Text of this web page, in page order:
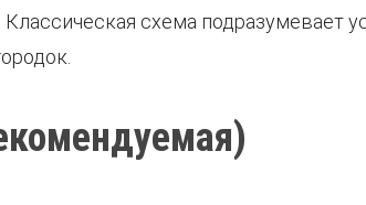
схема подразумевает